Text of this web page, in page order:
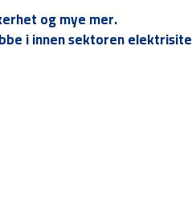
og mye mer.
i innen sektoren